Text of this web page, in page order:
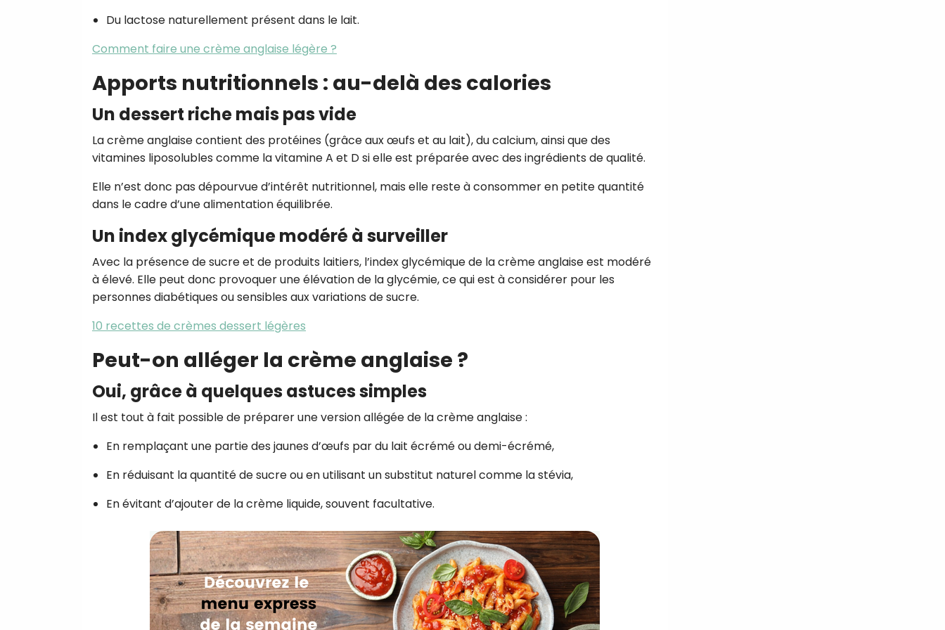
Du lactose naturellement présent dans le lait.
Comment faire une crème anglaise légère ?
Apports nutritionnels : au-delà des calories
Un dessert riche mais pas vide
La crème anglaise contient des protéines (grâce aux œufs et au lait), du calcium, ainsi que des
vitamines liposolubles comme la vitamine A et D si elle est préparée avec des ingrédients de qualité.
Elle n’est donc pas dépourvue d’intérêt nutritionnel, mais elle reste à consommer en petite quantité
dans le cadre d’une alimentation équilibrée.
Un index glycémique modéré à surveiller
Avec la présence de sucre et de produits laitiers, l’index glycémique de la crème anglaise est modéré
à élevé. Elle peut donc provoquer une élévation de la glycémie, ce qui est à considérer pour les
personnes diabétiques ou sensibles aux variations de sucre.
10 recettes de crèmes dessert légères
Peut-on alléger la crème anglaise ?
Oui, grâce à quelques astuces simples
Il est tout à fait possible de préparer une version allégée de la crème anglaise :
En remplaçant une partie des jaunes d’œufs par du lait écrémé ou demi-écrémé,
En réduisant la quantité de sucre ou en utilisant un substitut naturel comme la stévia,
En évitant d’ajouter de la crème liquide, souvent facultative.